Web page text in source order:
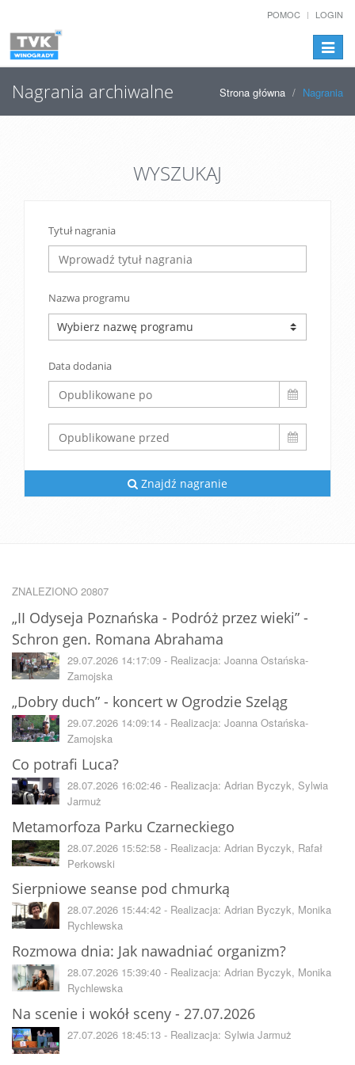
POMOC LOGIN
Nagrania archiwalne Strona główna Nagrania
WYSZUKAJ
Tytuł nagrania
Nazwa programu
Data dodania
Znajdź nagranie
ZNALEZIONO 20807
„II Odyseja Poznańska - Podróż przez wieki” -
Schron gen. Romana Abrahama
29.07.2026 14:17:09 - Realizacja: Joanna Ostańska-
Zamojska
„Dobry duch” - koncert w Ogrodzie Szeląg
29.07.2026 14:09:14 - Realizacja: Joanna Ostańska-
Zamojska
Co potrafi Luca?
28.07.2026 16:02:46 - Realizacja: Adrian Byczyk, Sylwia
Jarmuż
Metamorfoza Parku Czarneckiego
28.07.2026 15:52:58 - Realizacja: Adrian Byczyk, Rafał
Perkowski
Sierpniowe seanse pod chmurką
28.07.2026 15:44:42 - Realizacja: Adrian Byczyk, Monika
Rychlewska
Rozmowa dnia: Jak nawadniać organizm?
28.07.2026 15:39:40 - Realizacja: Adrian Byczyk, Monika
Rychlewska
Na scenie i wokół sceny - 27.07.2026
27.07.2026 18:45:13 - Realizacja: Sylwia Jarmuż